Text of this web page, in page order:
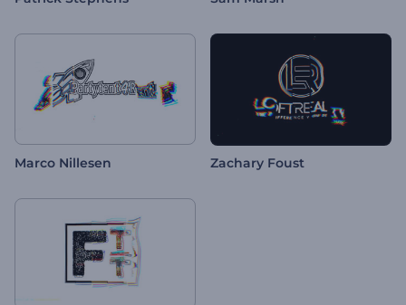
Marco Nillesen Zachary Foust